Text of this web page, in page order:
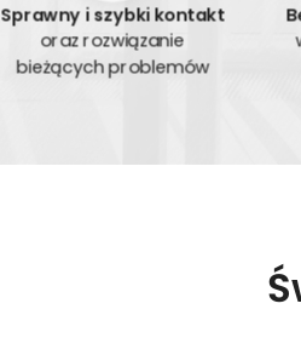
Sprawny i szybki kontakt
oraz rozwiązanie
bieżących problemów